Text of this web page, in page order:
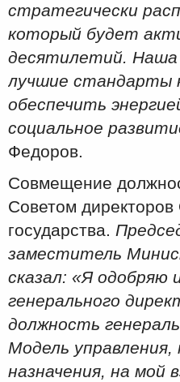
стратегически
который будет
десятилетий. Наша
лучшие стандарты
обеспечить
социальное
Федоров.
Совмещение
Советом
государства.
заместитель
сказал: «Я одобряю
генерального
должность
Модель
назначения, на мой